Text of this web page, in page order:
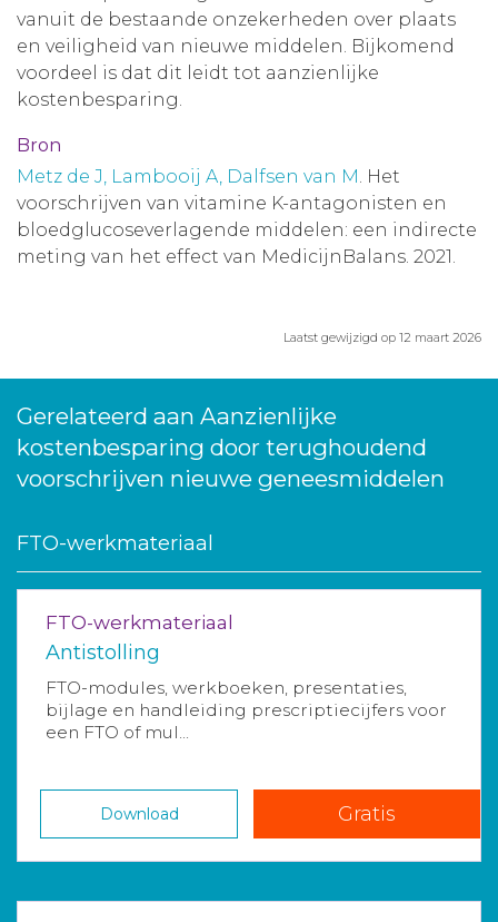
vanuit de bestaande onzekerheden over plaats
en veiligheid van nieuwe middelen. Bijkomend
voordeel is dat dit leidt tot aanzienlijke
kostenbesparing.
Bron
Metz de J, Lambooij A, Dalfsen van M. Het
voorschrijven van vitamine K-antagonisten en
bloedglucoseverlagende middelen: een indirecte
meting van het effect van MedicijnBalans. 2021.
Laatst gewijzigd op 12 maart 2026
Gerelateerd aan Aanzienlijke
kostenbesparing door terughoudend
voorschrijven nieuwe geneesmiddelen
FTO-werkmateriaal
FTO-werkmateriaal
Antistolling
FTO-modules, werkboeken, presentaties,
bijlage en handleiding prescriptiecijfers voor
een FTO of mul...
Download Gratis